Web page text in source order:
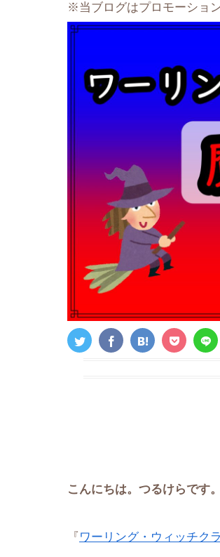
※当ブログはプロモーショ
こんにちは。つるけらです。
『 ワーリング・ウィッチク